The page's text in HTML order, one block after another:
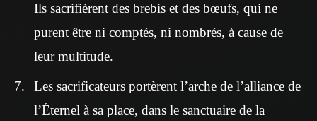
Ils sacrifièrent des brebis et des bœufs, qui ne
purent être ni comptés, ni nombrés, à cause de
leur multitude.
Les sacrificateurs portèrent l’arche de l’alliance de
l’Éternel à sa place, dans le sanctuaire de la